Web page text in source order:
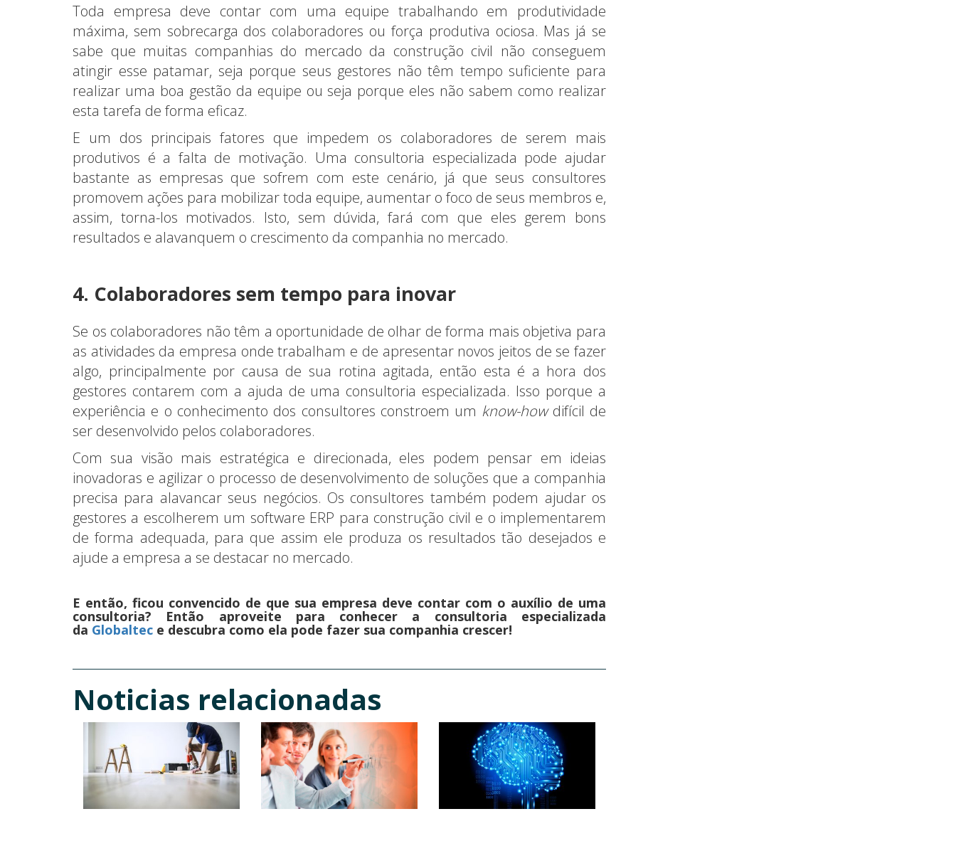
Toda empresa deve contar com uma equipe trabalhando em produtividade
máxima, sem sobrecarga dos colaboradores ou força produtiva ociosa. Mas já se
sabe que muitas companhias do mercado da construção civil não conseguem
atingir esse patamar, seja porque seus gestores não têm tempo suficiente para
realizar uma boa gestão da equipe ou seja porque eles não sabem como realizar
esta tarefa de forma eficaz.
E um dos principais fatores que impedem os colaboradores de serem mais
produtivos é a falta de motivação. Uma consultoria especializada pode ajudar
bastante as empresas que sofrem com este cenário, já que seus consultores
promovem ações para mobilizar toda equipe, aumentar o foco de seus membros e,
assim, torna-los motivados. Isto, sem dúvida, fará com que eles gerem bons
resultados e alavanquem o crescimento da companhia no mercado.
4. Colaboradores sem tempo para inovar
Se os colaboradores não têm a oportunidade de olhar de forma mais objetiva para
as atividades da empresa onde trabalham e de apresentar novos jeitos de se fazer
algo, principalmente por causa de sua rotina agitada, então esta é a hora dos
gestores contarem com a ajuda de uma consultoria especializada. Isso porque a
experiência e o conhecimento dos consultores constroem um know-howdifícil de
ser desenvolvido pelos colaboradores.
Com sua visão mais estratégica e direcionada, eles podem pensar em ideias
inovadoras e agilizar o processo de desenvolvimento de soluções que a companhia
precisa para alavancar seus negócios. Os consultores também podem ajudar os
gestores a escolherem um software ERP para construção civil e o implementarem
de forma adequada, para que assim ele produza os resultados tão desejados e
ajude a empresa a se destacar no mercado.
E então, ficou convencido de que sua empresa deve contar com o auxílio de uma
consultoria? Então aproveite para conhecer a consultoria especializada
da Globaltec e descubra como ela pode fazer sua companhia crescer!
Noticias relacionadas